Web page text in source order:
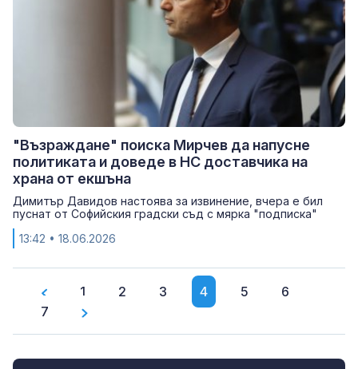
"Възраждане" поиска Мирчев да напусне
политиката и доведе в НС доставчика на
храна от екшъна
Димитър Давидов настоява за извинение, вчера е бил
пуснат от Софийския градски съд с мярка "подписка"
13:42 • 18.06.2026
1 2 3 4 5
6
7